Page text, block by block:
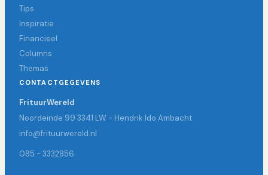
Tips
Inspiratie
Financieel
Columns
Themas
CONTACTGEGEVENS
FrituurWereld
Noordeinde 99 3341 LW - Hendrik Ido Ambacht
info@frituurwereld.nl
085 - 3332856